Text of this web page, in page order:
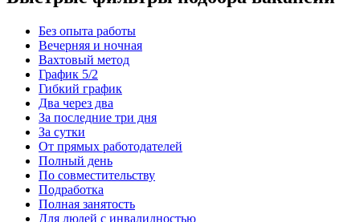
Без опыта работы
Вечерняя и ночная
Вахтовый метод
График 5/2
Гибкий график
Два через два
За последние три дня
За сутки
От прямых работодателей
Полный день
По совместительству
Подработка
Полная занятость
Для людей с инвалидностью